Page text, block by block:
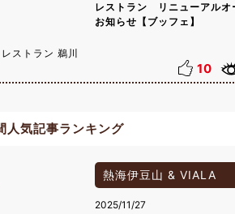
レストラン リニューアルオ
お知らせ【ブッフェ】
レストラン 鵜川
10
人気記事ランキング
熱海伊豆山 & VIALA
2025/11/27